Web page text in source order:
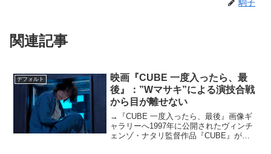
駒子
関連記事
デフォルト
映画『CUBE 一度入ったら、最
後』：”Wマサキ”による演技合戦
から目が離せない
→『CUBE 一度入ったら、最後』画像ギ
ャラリーへ1997年に公開されたヴィンチ
ェンゾ・ナタリ監督作品『CUBE』がリ